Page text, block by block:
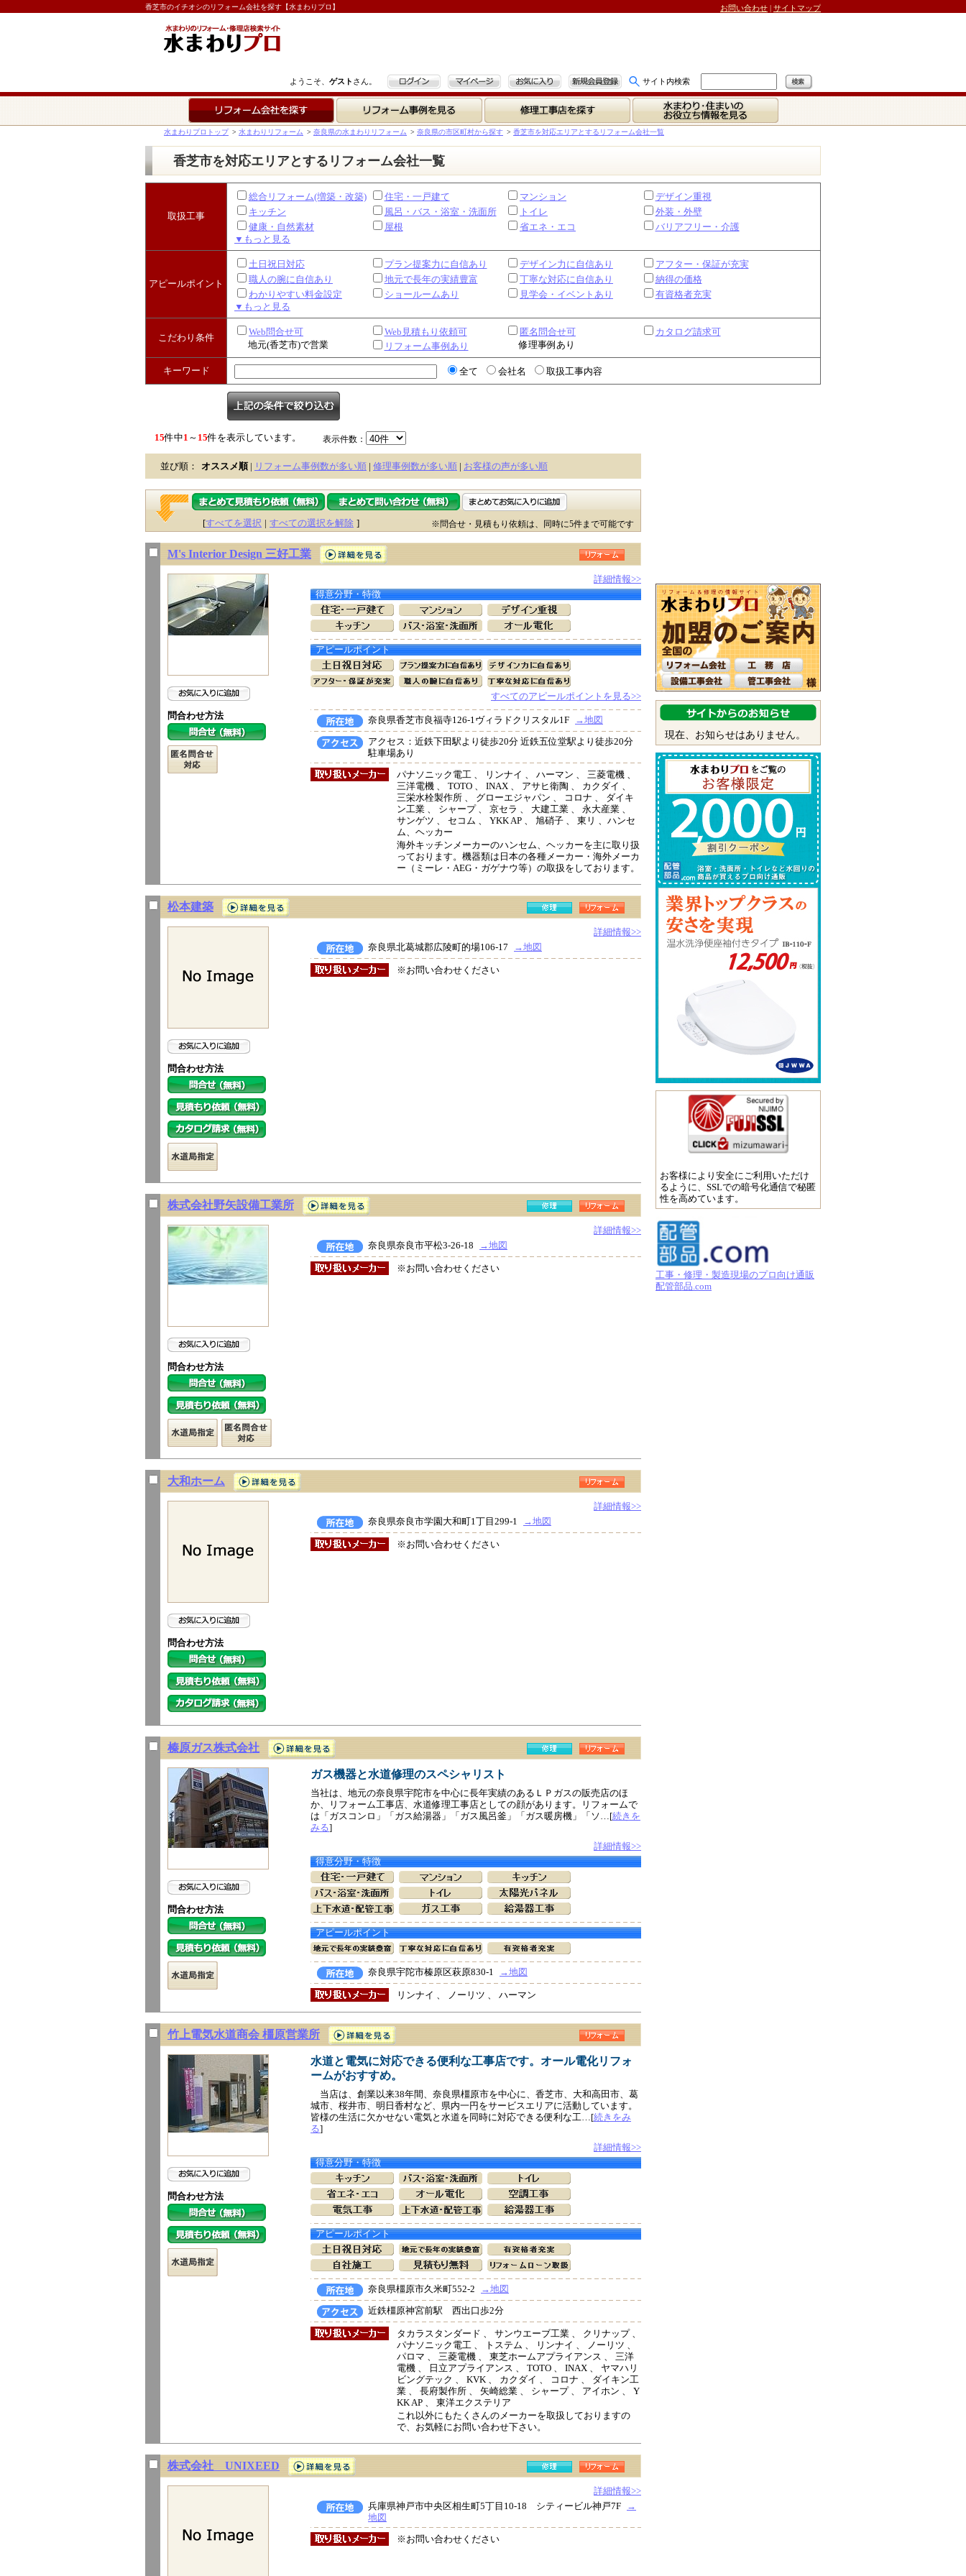
香芝市のイチオシのリフォーム会社を探す【水まわりプロ】 お問い合わせ | サイトマップ
ようこそ、 ゲスト さん。 ログイン マイページ お気に入り 新規会員登録 サイト内検索
リフォーム事例を見る 修理工事店を探す
水まわり・住まいの
お役立ち情報を見る
水まわりプロトップ > 水まわりリフォーム > 奈良県の水まわりリフォーム > 奈良県の市区町村から探す > 香芝市を対応エリアとするリフォーム会社一覧
香芝市を対応エリアとするリフォーム会社一覧
取扱工事
総合リフォーム(増築・改築) 住宅・一戸建て マンション
デザイン重視
キッチン
風呂・バス・浴室・洗面所 トイレ
外装・外壁
健康・自然素材
屋根 省エネ・エコ
バリアフリー・介護
▼もっと見る
アピールポイント
土日祝日対応 プラン提案力に自信あり デザイン力に自信あり
アフター・保証が充実
職人の腕に自信あり
地元で長年の実績豊富 丁寧な対応に自信あり
納得の価格
わかりやすい料金設定
ショールームあり 見学会・イベントあり
有資格者充実
▼もっと見る
こだわり条件
Web問合せ可 Web見積もり依頼可 匿名問合せ可
カタログ請求可
地元(香芝市)で営業
リフォーム事例あり 修理事例あり
キーワード 全て 会社名 取扱工事内容
15件中1 ～ 15件を表示しています。 表示件数：
並び順： オススメ順 | リフォーム事例数が多い順 | 修理事例数が多い順 | お客様の声が多い順
[すべてを選択 | すべての選択を解除 ] ※問合せ・見積もり依頼は、同時に5件まで可能です
M's Interior Design 三好工業
問合わせ方法
詳細情報>>
得意分野・特徴
アピールポイント
すべてのアピールポイントを見る>>
奈良県香芝市良福寺126-1ヴィラドクリスタル1F
→地図
アクセス：近鉄下田駅より徒歩20分 近鉄五位堂駅より徒歩20分
駐車場あり
パナソニック電工 、 リンナイ 、 ハーマン 、 三菱電機 、
三洋電機 、 TOTO 、 INAX 、 アサヒ衛陶 、 カクダイ 、
三栄水栓製作所 、 グローエジャパン 、 コロナ 、 ダイキ
ン工業 、 シャープ 、 京セラ 、 大建工業 、 永大産業 、
サンゲツ 、 セコム 、 YKK AP 、 旭硝子 、 東リ 、ハンセ
ム、ヘッカー
海外キッチンメーカーのハンセム、ヘッカーを主に取り扱
っております。機器類は日本の各種メーカー・海外メーカ
ー（ミーレ・AEG・ガゲナウ等）の取扱をしております。
松本建築
問合わせ方法
詳細情報>>
奈良県北葛城郡広陵町的場106-17
→地図
※お問い合わせください
株式会社野矢設備工業所
問合わせ方法
詳細情報>>
奈良県奈良市平松3-26-18
→地図
※お問い合わせください
大和ホーム
問合わせ方法
詳細情報>>
奈良県奈良市学園大和町1丁目299-1
→地図
※お問い合わせください
榛原ガス株式会社
問合わせ方法
ガス機器と水道修理のスペシャリスト
当社は、地元の奈良県宇陀市を中心に長年実績のあるＬＰガスの販売店のほ
か、リフォーム工事店、水道修理工事店としての顔があります。リフォームで
は「ガスコンロ」「ガス給湯器」「ガス風呂釜」「ガス暖房機」「ソ…[続きを
みる]
詳細情報>>
得意分野・特徴
アピールポイント
奈良県宇陀市榛原区萩原830-1 →地図
リンナイ 、 ノーリツ 、 ハーマン
竹上電気水道商会 橿原営業所
問合わせ方法
水道と電気に対応できる便利な工事店です。オール電化リフォ
ームがおすすめ。
当店は、創業以来38年間、奈良県橿原市を中心に、香芝市、大和高田市、葛
城市、桜井市、明日香村など、県内一円をサービスエリアに活動しています。
皆様の生活に欠かせない電気と水道を同時に対応できる便利な工…[続きをみ
る]
詳細情報>>
得意分野・特徴
アピールポイント
奈良県橿原市久米町552-2
→地図
近鉄橿原神宮前駅 西出口歩2分
タカラスタンダード 、 サンウエーブ工業 、 クリナップ 、
パナソニック電工 、 トステム 、 リンナイ 、 ノーリツ 、
パロマ 、 三菱電機 、 東芝ホームアプライアンス 、 三洋
電機 、 日立アプライアンス 、 TOTO 、 INAX 、 ヤマハリ
ビングテック 、 KVK 、 カクダイ 、 コロナ 、 ダイキン工
業 、 長府製作所 、 矢崎総業 、 シャープ 、 アイホン 、 Y
KK AP 、 東洋エクステリア
これ以外にもたくさんのメーカーを取扱しておりますの
で、お気軽にお問い合わせ下さい。
株式会社 UNIXEED
詳細情報>>
兵庫県神戸市中央区相生町5丁目10-18 シティービル神戸7F
→
地図
※お問い合わせください
現在、お知らせはありません。
お客様により安全にご利用いただけ
るように、SSLでの暗号化通信で秘匿
性を高めています。
工事・修理・製造現場のプロ向け通販
配管部品.com